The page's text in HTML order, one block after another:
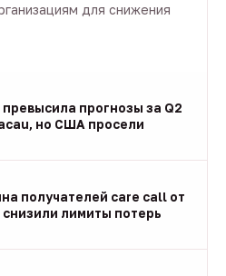
для снижения
прогнозы за Q2
но США просели
получателей care call от
лимиты потерь